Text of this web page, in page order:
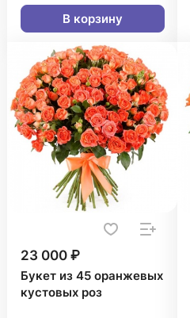
В корзину
23 000 ₽
Букет из 45 оранжевых
кустовых роз